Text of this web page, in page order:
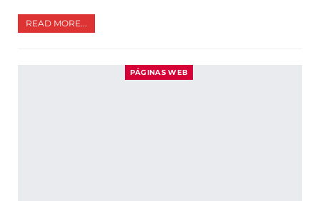
READ MORE...
PÁGINAS WEB